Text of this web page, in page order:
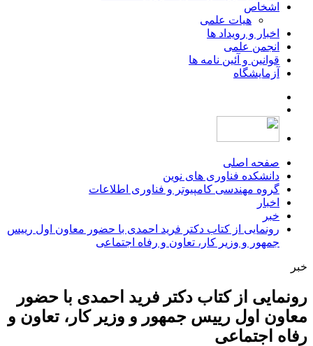
اشخاص
هیات علمی
اخبار و رویداد ها
انجمن علمی
قوانین و آئین نامه ها
آزمایشگاه
صفحه اصلی
دانشکده فناوری های نوین
گروه مهندسی کامپیوتر و فناوری اطلاعات
اخبار
خبر
رونمایی از کتاب دکتر فرید احمدی با حضور معاون اول رییس
جمهور و وزیر کار، تعاون و رفاه اجتماعی
خبر
رونمایی از کتاب دکتر فرید احمدی با حضور
معاون اول رییس جمهور و وزیر کار، تعاون و
رفاه اجتماعی